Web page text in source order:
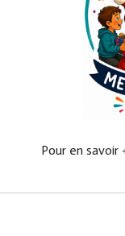
Pour en savoir